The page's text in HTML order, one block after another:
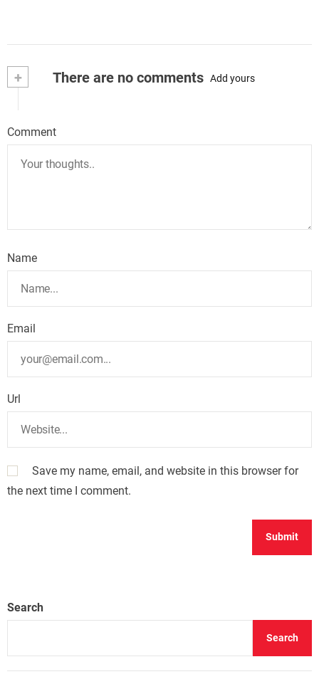
+ There are no comments Add yours
Comment
Name
Email
Url
Save my name, email, and website in this browser for
the next time I comment.
Search
Search